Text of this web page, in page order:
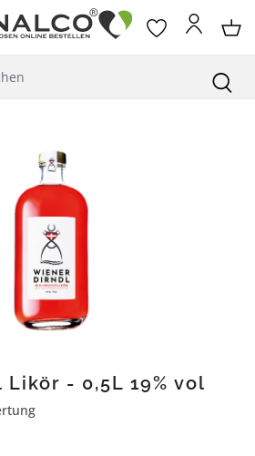
- 0,5L 19% vol
von 5 von 5 Sternen